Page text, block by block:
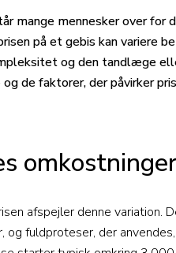
mange mennesker over for
på et gebis kan variere
og den tandlæge
de faktorer, der påvirker
omkostninger
afspejler denne variation.
fuldproteser, der